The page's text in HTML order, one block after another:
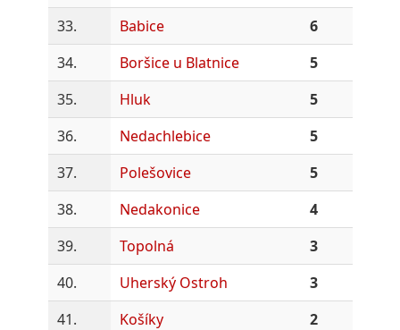
33.
Babice
6
34.
Boršice u Blatnice
5
35.
Hluk
5
36.
Nedachlebice
5
37.
Polešovice
5
38.
Nedakonice
4
39.
Topolná
3
40.
Uherský Ostroh
3
41.
Košíky
2